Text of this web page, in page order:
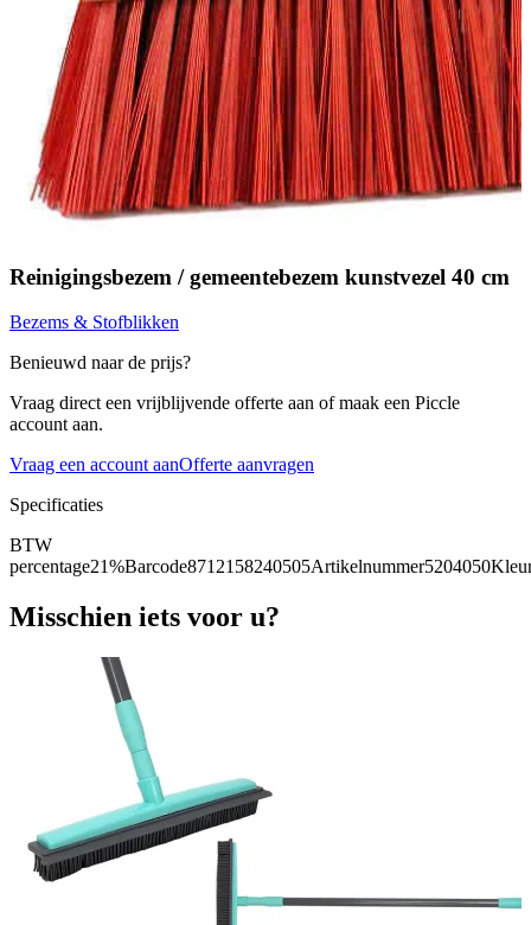
Reinigingsbezem / gemeentebezem kunstvezel 40 cm
Bezems & Stofblikken
Benieuwd naar de prijs?
Vraag direct een vrijblijvende offerte aan of maak een Piccle
account aan.
Vraag een account aanOfferte aanvragen
Specificaties
BTW
percentage21%Barcode8712158240505Artikelnummer5204050
Misschien iets voor u?